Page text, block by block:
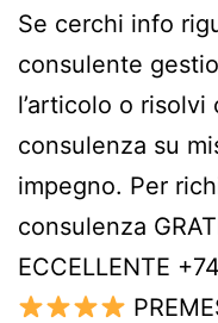
Se cerchi info
consulente
l’articolo o
consulenza su
impegno. Per
consulenza
ECCELLENTE